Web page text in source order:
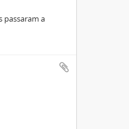
passaram a